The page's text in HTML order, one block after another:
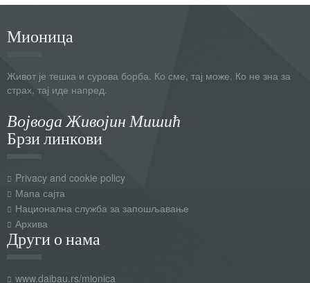
Мионица
Живот је тешка и сурова борба. Ко сме, тај може. Ко не зна за
страх, тај иде напред.
Војвода Живојин Мишић
Брзи линкови
Privacy and cookie policy
Мапа сајта
Национална служба за запошљавање
Архива
Други о нама
www.daibau.rs/mionica